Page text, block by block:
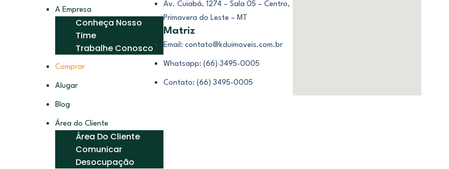
A Empresa
Conheça Nosso
Time
Trabalhe Conosco
Comprar
Alugar
Blog
Área do Cliente
Área Do Cliente
Comunicar
Desocupação
Av. Cuiabá, 1274 – Sala 05 – Centro,
Primavera do Leste – MT
Matriz
Email: contato@kduimoveis.com.br
Whatsapp: (66) 3495-0005
Contato: (66) 3495-0005